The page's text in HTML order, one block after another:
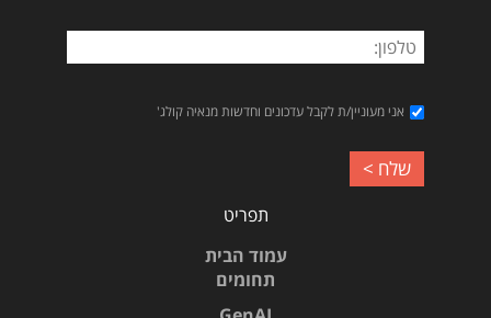
אני מעוניין/ת לקבל עדכונים וחדשות מנאיה קולג'
תפריט
עמוד הבית
תחומים